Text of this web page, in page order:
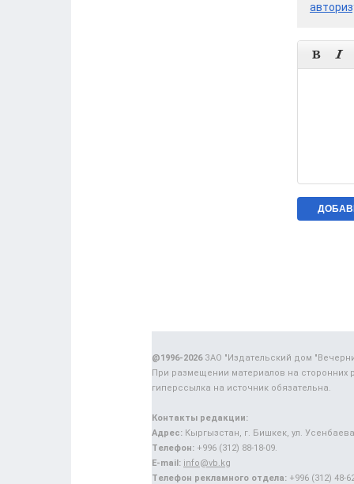
 
@1996-2026ЗАО "Издательский дом
При размещении материалов на сторонних
гиперссылка на источник обязательна.
Контакты редакции:
Адрес: Кыргызстан, г. Бишкек, ул.
Телефон: +996 (312) 88-18-09.
E-mail: info@vb.kg
Телефон рекламного отдела: +996 (312) 48-